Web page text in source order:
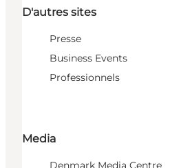
D'autres sites
Presse
Business Events
Professionnels
Media
Denmark Media Centre